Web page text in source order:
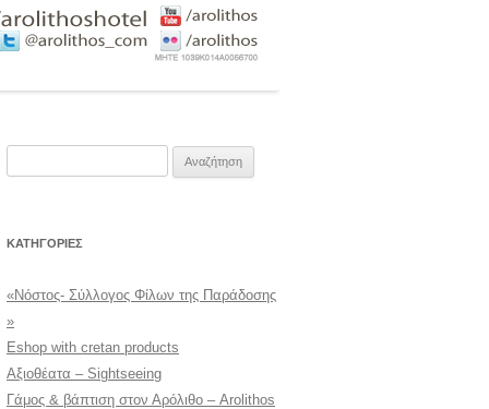
KΑΤΗΓΟΡΊΕΣ
«Νόστος- Σύλλογος Φίλων της Παράδοσης
»
Eshop with cretan products
Αξιοθέατα – Sightseeing
Γάμος & βάπτιση στον Αρόλιθο – Arolithos